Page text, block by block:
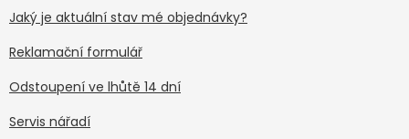
Jaký je aktuální stav mé objednávky?
Reklamační formulář
Odstoupení ve lhůtě 14 dní
Servis nářadí